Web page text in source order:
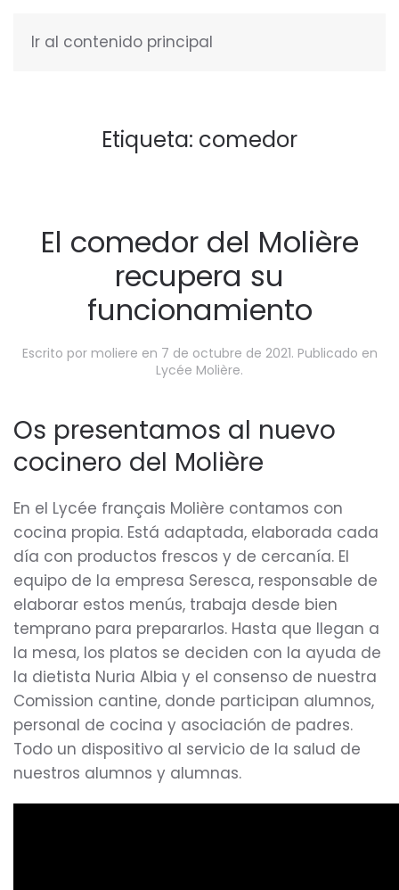
Ir al contenido principal
Etiqueta: comedor
El comedor del Molière
recupera su
funcionamiento
Escrito por moliere en 7 de octubre de 2021. Publicado en
Lycée Molière.
Os presentamos al nuevo
cocinero del Molière
En el Lycée français Molière contamos con
cocina propia. Está adaptada, elaborada cada
día con productos frescos y de cercanía. El
equipo de la empresa Seresca, responsable de
elaborar estos menús, trabaja desde bien
temprano para prepararlos. Hasta que llegan a
la mesa, los platos se deciden con la ayuda de
la dietista Nuria Albia y el consenso de nuestra
Comission cantine, donde participan alumnos,
personal de cocina y asociación de padres.
Todo un dispositivo al servicio de la salud de
nuestros alumnos y alumnas.